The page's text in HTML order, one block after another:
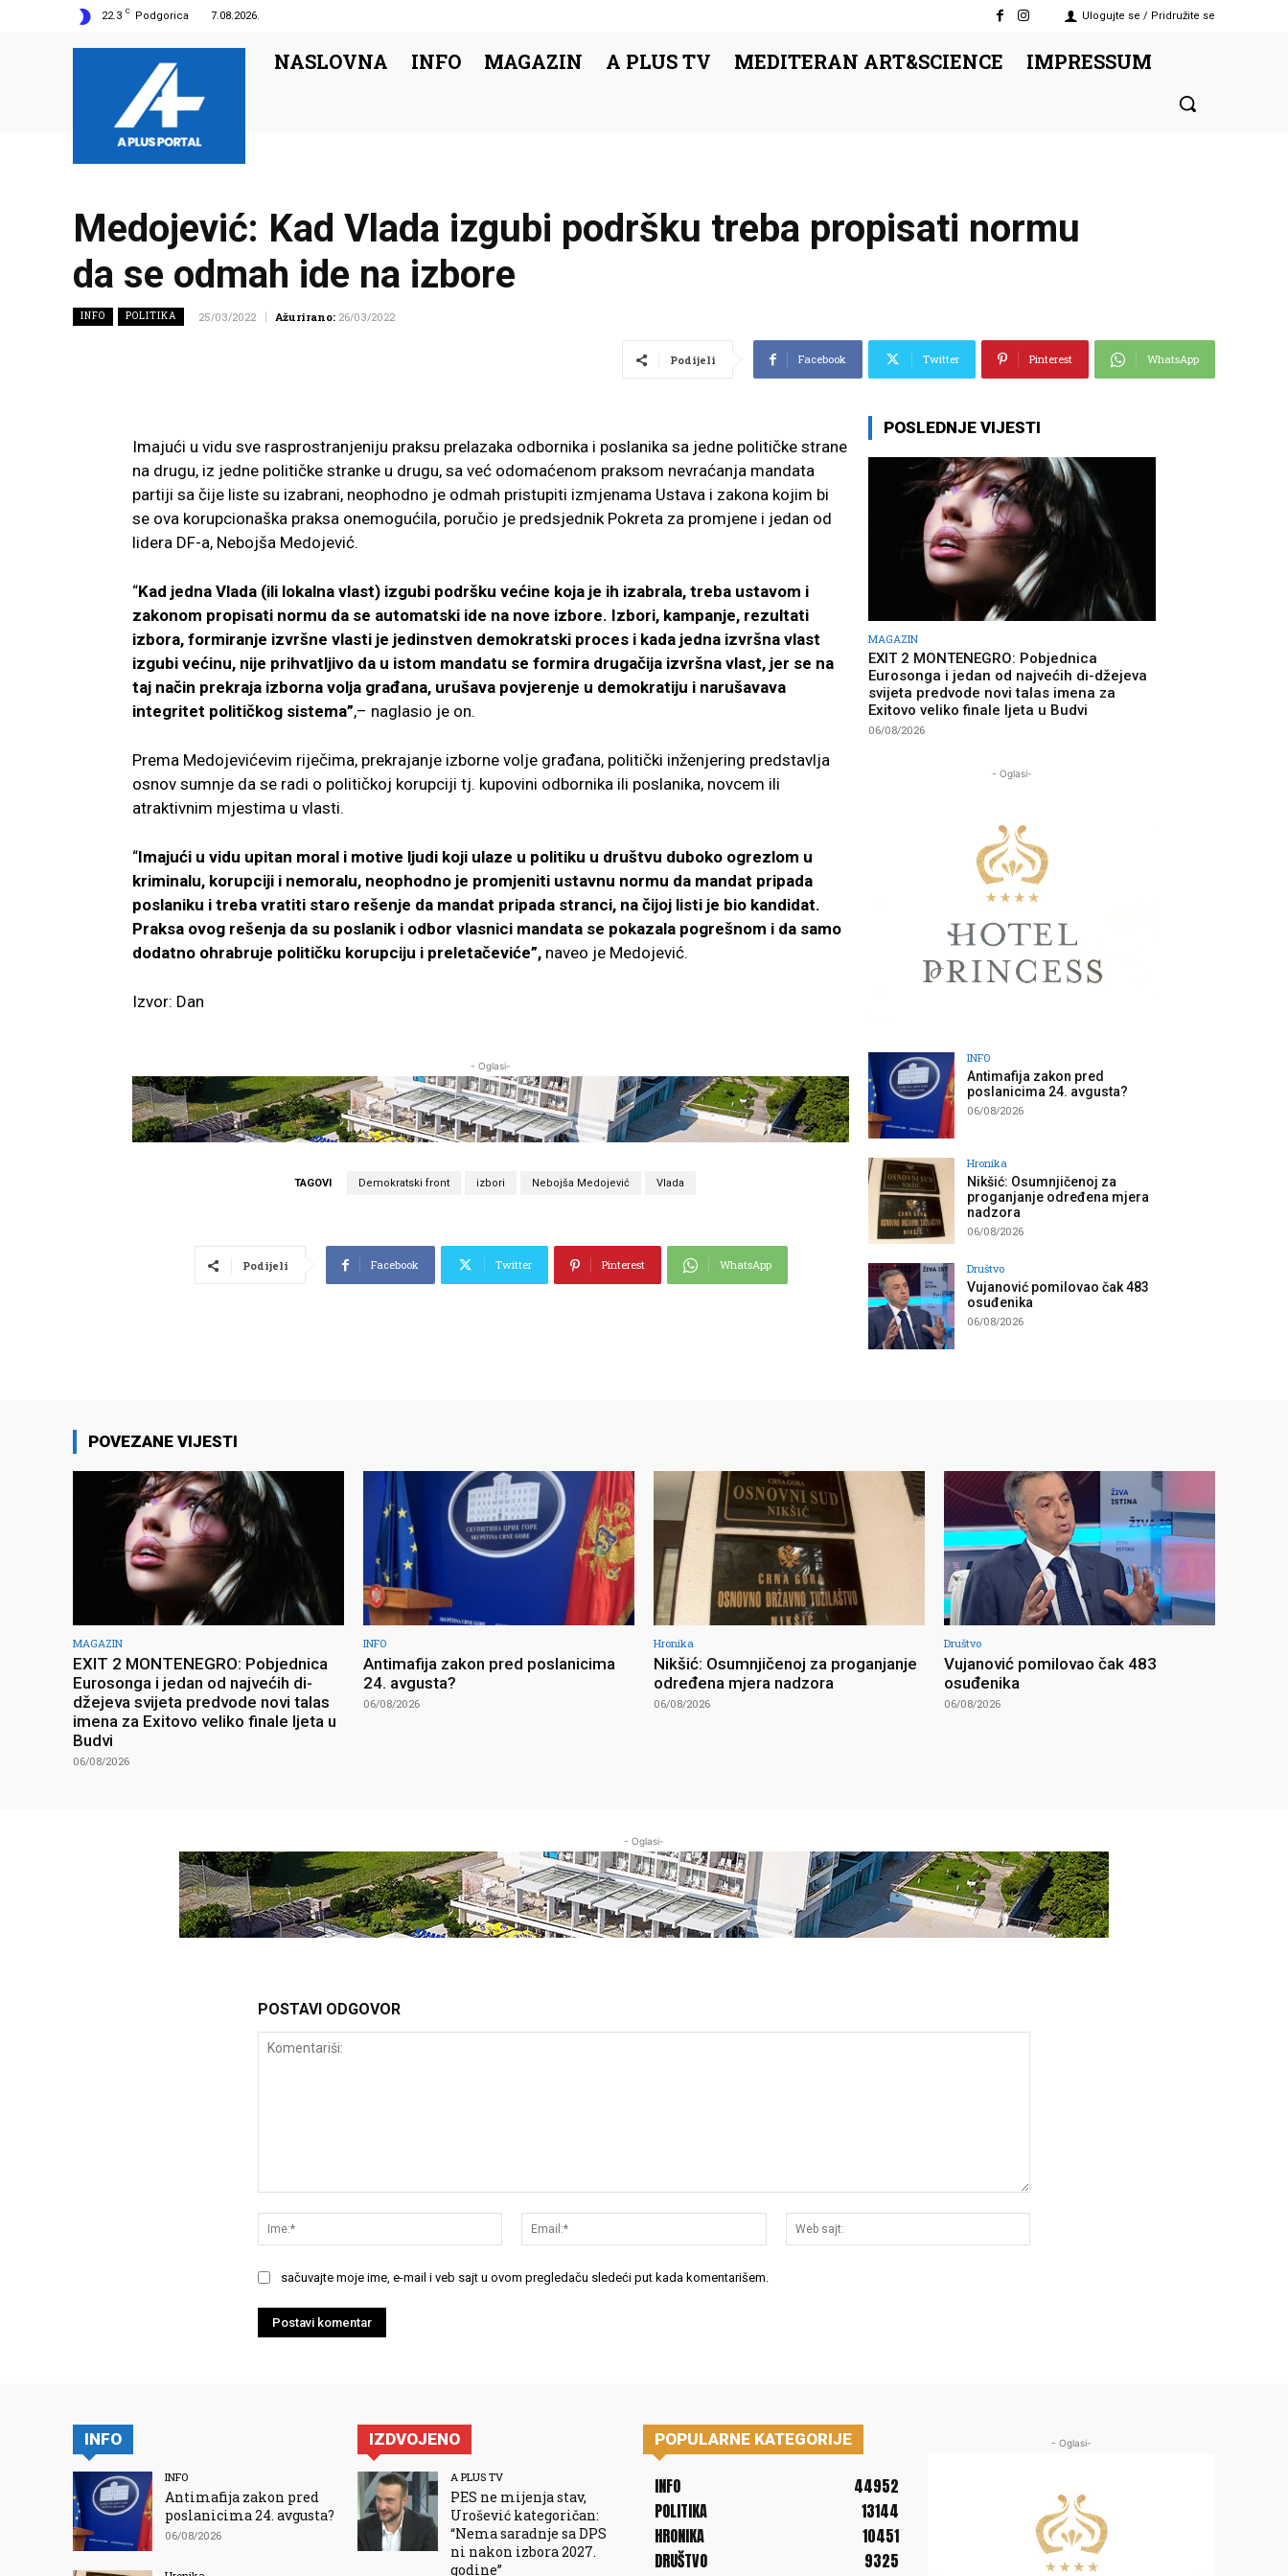
22.3 C Podgorica 7.08.2026. Ulogujte se / Pridružite se
NASLOVNA INFO MAGAZIN A PLUS TV MEDITERAN ART&SCIENCE IMPRESSUM
Medojević: Kad Vlada izgubi podršku treba propisati normu
da se odmah ide na izbore
INFO POLITIKA 25/03/2022 Ažurirano: 26/03/2022
Podijeli Facebook Twitter Pinterest WhatsApp
Imajući u vidu sve rasprostranjeniju praksu prelazaka odbornika i poslanika sa jedne političke strane
na drugu, iz jedne političke stranke u drugu, sa već odomaćenom praksom nevraćanja mandata
partiji sa čije liste su izabrani, neophodno je odmah pristupiti izmjenama Ustava i zakona kojim bi
se ova korupcionaška praksa onemogućila, poručio je predsjednik Pokreta za promjene i jedan od
lidera DF-a, Nebojša Medojević.
“Kad jedna Vlada (ili lokalna vlast) izgubi podršku većine koja je ih izabrala, treba ustavom i
zakonom propisati normu da se automatski ide na nove izbore. Izbori, kampanje, rezultati
izbora, formiranje izvršne vlasti je jedinstven demokratski proces i kada jedna izvršna vlast
izgubi većinu, nije prihvatljivo da u istom mandatu se formira drugačija izvršna vlast, jer se na
taj način prekraja izborna volja građana, urušava povjerenje u demokratiju i narušavava
integritet političkog sistema”,– naglasio je on.
Prema Medojevićevim riječima, prekrajanje izborne volje građana, politički inženjering predstavlja
osnov sumnje da se radi o političkoj korupciji tj. kupovini odbornika ili poslanika, novcem ili
atraktivnim mjestima u vlasti.
“Imajući u vidu upitan moral i motive ljudi koji ulaze u politiku u društvu duboko ogrezlom u
kriminalu, korupciji i nemoralu, neophodno je promjeniti ustavnu normu da mandat pripada
poslaniku i treba vratiti staro rešenje da mandat pripada stranci, na čijoj listi je bio kandidat.
Praksa ovog rešenja da su poslanik i odbor vlasnici mandata se pokazala pogrešnom i da samo
dodatno ohrabruje političku korupciju i preletačeviće”, naveo je Medojević.
Izvor: Dan
- Oglasi-
TAGOVI Demokratski front izbori Nebojša Medojević Vlada
Podijeli Facebook Twitter Pinterest WhatsApp
POSLEDNJE VIJESTI
MAGAZIN
EXIT 2 MONTENEGRO: Pobjednica
Eurosonga i jedan od najvećih di-džejeva
svijeta predvode novi talas imena za
Exitovo veliko finale ljeta u Budvi
06/08/2026
- Oglasi-
INFO
Antimafija zakon pred
poslanicima 24. avgusta?
06/08/2026
Hronika
Nikšić: Osumnjičenoj za
proganjanje određena mjera
nadzora
06/08/2026
Društvo
Vujanović pomilovao čak 483
osuđenika
06/08/2026
POVEZANE VIJESTI
MAGAZIN
EXIT 2 MONTENEGRO: Pobjednica
Eurosonga i jedan od najvećih di-
džejeva svijeta predvode novi talas
imena za Exitovo veliko finale ljeta u
Budvi
06/08/2026
INFO
Antimafija zakon pred poslanicima
24. avgusta?
06/08/2026
Hronika
Nikšić: Osumnjičenoj za proganjanje
određena mjera nadzora
06/08/2026
Društvo
Vujanović pomilovao čak 483
osuđenika
06/08/2026
- Oglasi-
POSTAVI ODGOVOR
Ime:*
Email:*
sajt:
sačuvajte moje ime, e-mail i veb sajt u ovom pregledaču sledeći put kada komentarišem.
INFO
INFO
Antimafija zakon pred
poslanicima 24. avgusta?
06/08/2026
IZDVOJENO
A PLUS TV
PES ne mijenja stav,
Urošević kategoričan:
“Nema saradnje sa DPS
ni nakon izbora 2027.
godine”
POPULARNE KATEGORIJE
INFO
44952
POLITIKA
13144
HRONIKA
10451
DRUŠTVO
9325
- Oglasi-